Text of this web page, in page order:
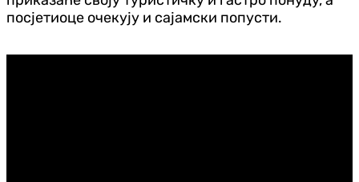
посјетиоце очекују и сајамски попусти.